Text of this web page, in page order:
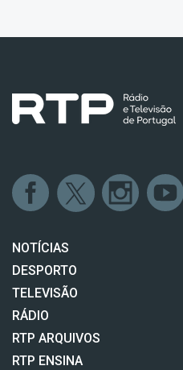
NOTÍCIAS
DESPORTO
TELEVISÃO
RÁDIO
RTP ARQUIVOS
RTP ENSINA